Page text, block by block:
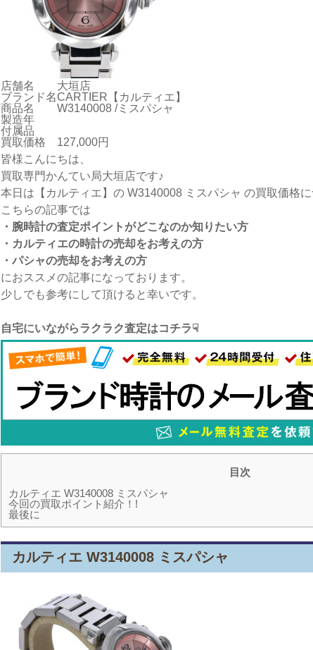
店舗名
大垣店
ブランド名CARTIER【カルティエ】
商品名
W3140008 /ミスパシャ
製造年
付属品
買取価格
127,000円
皆様こんにちは、
買取専門かんてい局大垣店です♪
本日は【カルティエ】の W3140008 ミスパシャ の買取価格
こちらの記事では
・腕時計の査定ポイントがどこなのか知りたい方
・カルティエの時計の売却をお考えの方
・パシャの売却をお考えの方
におススメの記事になっております。
少しでも参考にして頂けると幸いです。
自宅にいながらラクラク査定はコチラ☟
目次
カルティエ W3140008 ミスパシャ
今回の買取ポイント紹介！!
最後に
カルティエ W3140008 ミスパシャ